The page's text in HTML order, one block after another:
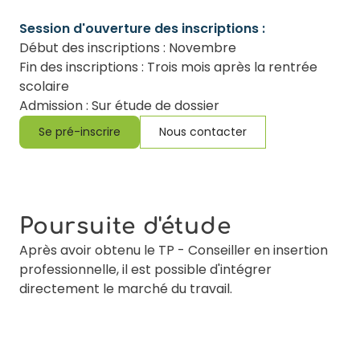
Session d'ouverture des inscriptions :
Début des inscriptions : Novembre
Fin des inscriptions : Trois mois après la rentrée
scolaire
Admission : Sur étude de dossier
Se pré-inscrire Nous contacter
Poursuite d'étude
Après avoir obtenu le TP - Conseiller en insertion
professionnelle, il est possible d'intégrer
directement le marché du travail.